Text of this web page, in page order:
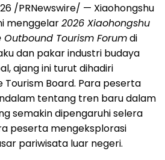
/PRNewswire/ — Xiaohongshu
menggelar2026 Xiaohongshu
Outbound Tourism Forumdi
dan pakar industri budaya
ajang ini turut dihadiri
Tourism Board. Para peserta
tentang tren baru dalam
semakin dipengaruhi selera
peserta mengeksplorasi
pariwisata luar negeri.